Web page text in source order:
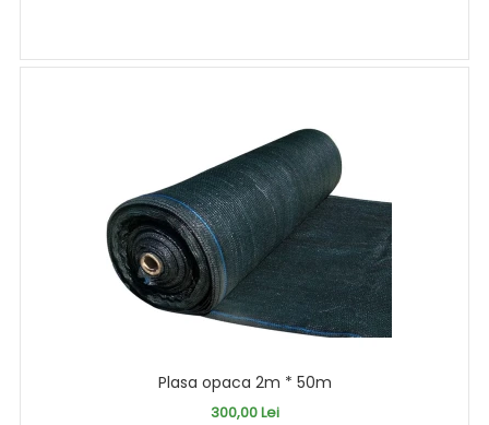
Plasa opaca 2m * 50m
300,00 Lei